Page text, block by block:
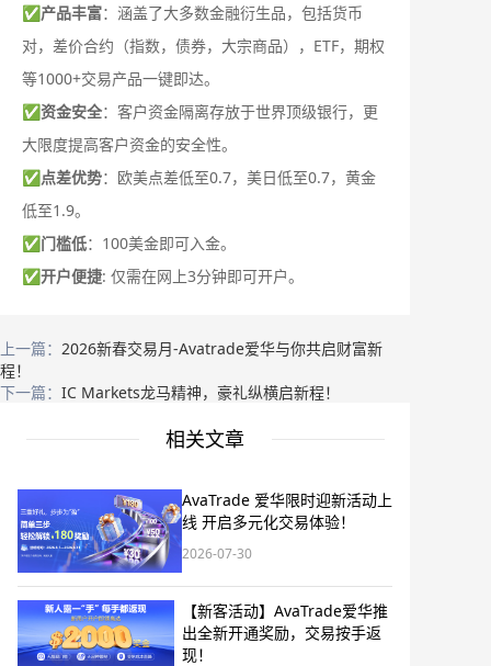
✅产品丰富：涵盖了大多数金融衍生品，包括货币
对，差价合约（指数，债券，大宗商品），ETF，期权
等1000+交易产品一键即达。
✅资金安全：客户资金隔离存放于世界顶级银行，更
大限度提高客户资金的安全性。
✅点差优势：欧美点差低至0.7，美日低至0.7，黄金
低至1.9。
✅门槛低：100美金即可入金。
✅开户便捷: 仅需在网上3分钟即可开户。
上一篇： 2026新春交易月-Avatrade爱华与你共启财富新
程！
下一篇： IC Markets龙马精神，豪礼纵横启新程！
相关文章
AvaTrade 爱华限时迎新活动上
线 开启多元化交易体验！
2026-07-30
【新客活动】AvaTrade爱华推
出全新开通奖励，交易按手返
现！